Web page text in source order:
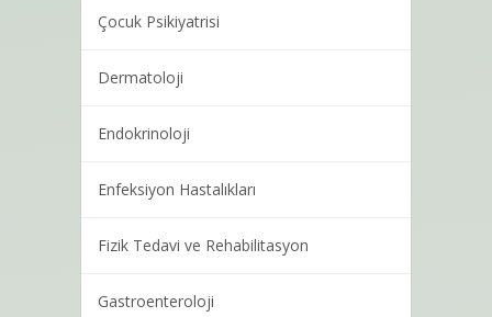
Çocuk Psikiyatrisi
Dermatoloji
Endokrinoloji
Enfeksiyon Hastalıkları
Fizik Tedavi ve Rehabilitasyon
Gastroenteroloji